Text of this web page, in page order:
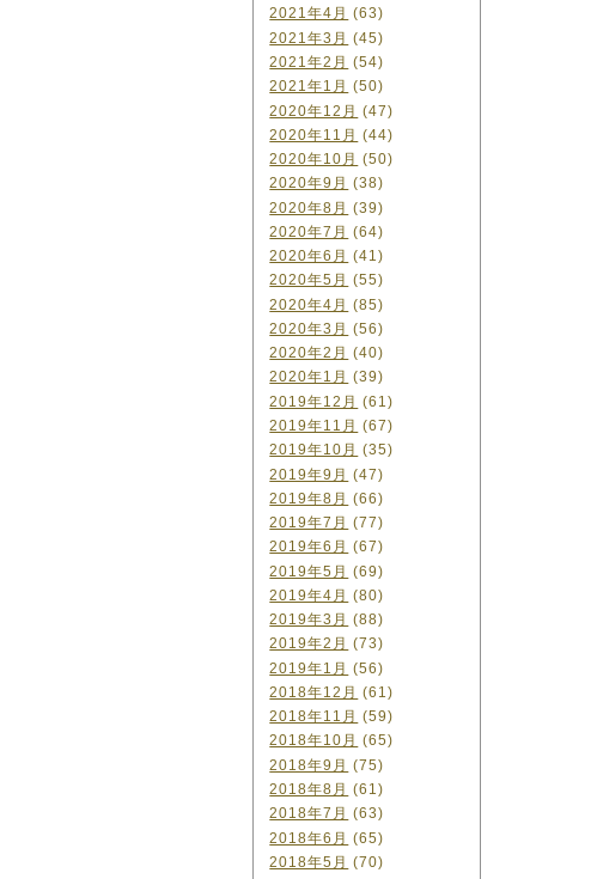
2021年4月 (63)
2021年3月 (45)
2021年2月 (54)
2021年1月 (50)
2020年12月 (47)
2020年11月 (44)
2020年10月 (50)
2020年9月 (38)
2020年8月 (39)
2020年7月 (64)
2020年6月 (41)
2020年5月 (55)
2020年4月 (85)
2020年3月 (56)
2020年2月 (40)
2020年1月 (39)
2019年12月 (61)
2019年11月 (67)
2019年10月 (35)
2019年9月 (47)
2019年8月 (66)
2019年7月 (77)
2019年6月 (67)
2019年5月 (69)
2019年4月 (80)
2019年3月 (88)
2019年2月 (73)
2019年1月 (56)
2018年12月 (61)
2018年11月 (59)
2018年10月 (65)
2018年9月 (75)
2018年8月 (61)
2018年7月 (63)
2018年6月 (65)
2018年5月 (70)